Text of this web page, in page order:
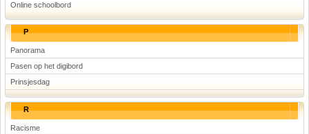
Online schoolbord
P
Panorama
Pasen op het digibord
Prinsjesdag
R
Racisme